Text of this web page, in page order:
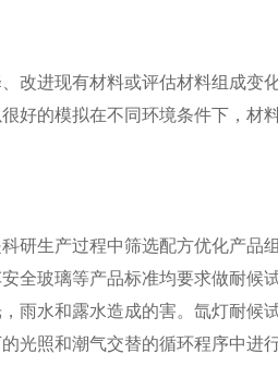
改进现有材料或评估材料组成变
好的模拟在不同环境条件下，材
研生产过程中筛选配方优化产品
全玻璃等产品标准均要求做耐候
雨水和露水造成的害。氙灯耐候
光照和潮气交替的循环程序中进